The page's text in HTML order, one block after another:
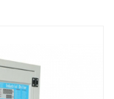
стали,
На все